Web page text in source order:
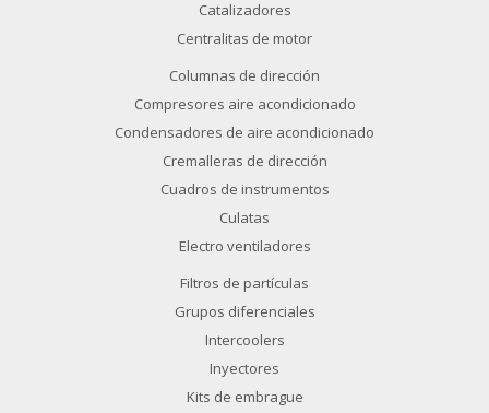
Catalizadores
Centralitas de motor
Columnas de dirección
Compresores aire acondicionado
Condensadores de aire acondicionado
Cremalleras de dirección
Cuadros de instrumentos
Culatas
Electro ventiladores
Filtros de partículas
Grupos diferenciales
Intercoolers
Inyectores
Kits de embrague